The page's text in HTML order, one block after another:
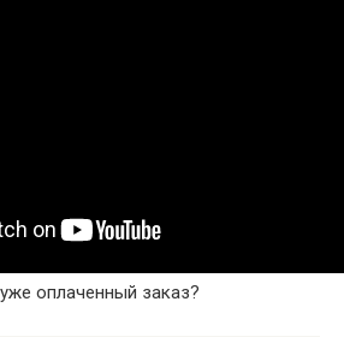
оплаченный заказ?